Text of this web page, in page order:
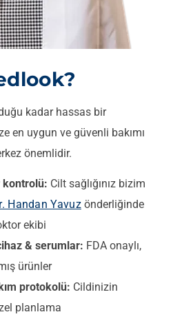
kadar hassas bir
en uygun ve güvenli bakımı
önemlidir.
kontrolü: Cilt sağlığınız bizim
Handan Yavuzönderliğinde
ekibi
& serumlar: FDA onaylı,
ürünler
protokolü: Cildinizin
planlama